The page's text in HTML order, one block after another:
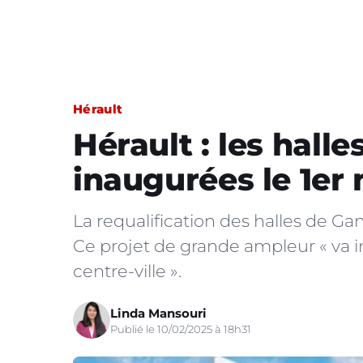
Hérault
Hérault : les
inaugurées le 1er
La requalification des halles de
Ce projet de grande ampleur «
centre-ville ».
Linda Mansouri
Publié le 10/02/2025 à 18h31